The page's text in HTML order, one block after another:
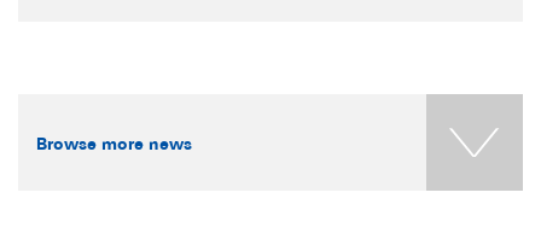
Browse more news